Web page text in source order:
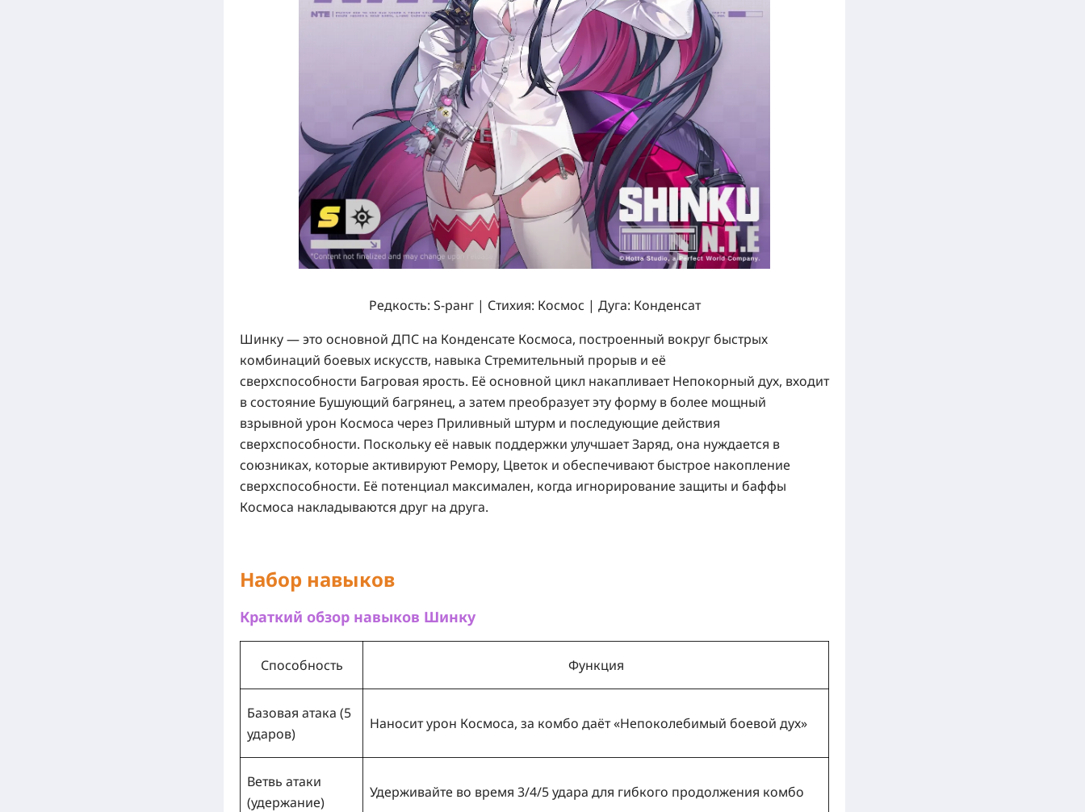
Редкость: S-ранг | Стихия: Космос | Дуга: Конденсат
Шинку — это основной ДПС на Конденсате Космоса, построенный вокруг быстрых
комбинаций боевых искусств, навыка Стремительный прорыв и её
сверхспособности Багровая ярость. Её основной цикл накапливаетНепокорный дух, входит
в состояние Бушующий багрянец, а затем преобразует эту форму в более мощный
взрывной урон Космоса через Приливный штурм и последующие действия
сверхспособности. Поскольку её навык поддержки улучшаетЗаряд, она нуждается в
союзниках, которые активируютРемору, Цветок и обеспечивают быстрое накопление
сверхспособности. Её потенциал максимален, когда игнорирование защиты и баффы
Космоса накладываются друг на друга.
Набор навыков
Краткий обзор навыков Шинку
Способность Функция
Базовая атака (5
ударов)
Наносит урон Космоса, за комбо даёт «Непоколебимый боевой дух»
Ветвь атаки
(удержание)
Удерживайте во время 3/4/5 удара для гибкого продолжения комбо